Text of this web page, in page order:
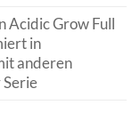
Acidic Grow Full
in
anderen